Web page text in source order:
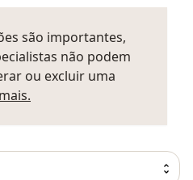
são importantes,
não podem
ou excluir uma